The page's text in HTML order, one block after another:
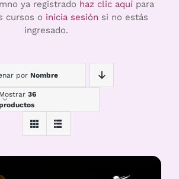
ya registrado haz clic aquípara
cursos o inicia sesión si no estás
ingresado.
por Nombre
Mostrar 36